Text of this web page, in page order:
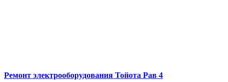
Ремонт электрооборудования Тойота Рав 4